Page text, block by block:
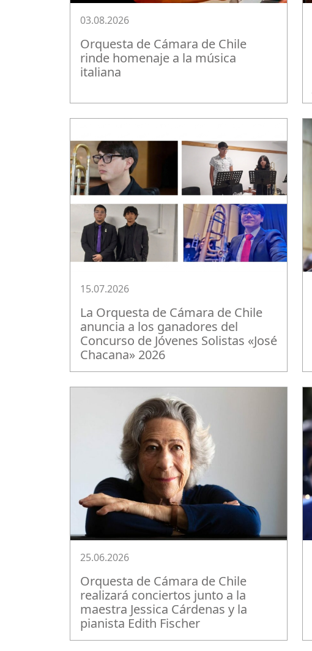
03.08.2026
Orquesta de Cámara de Chile
rinde homenaje a la música
italiana
15.07.2026
La Orquesta de Cámara de Chile
anuncia a los ganadores del
Concurso de Jóvenes Solistas «José
Chacana» 2026
25.06.2026
Orquesta de Cámara de Chile
realizará conciertos junto a la
maestra Jessica Cárdenas y la
pianista Edith Fischer